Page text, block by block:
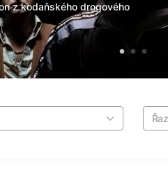
z kodaňského drogového